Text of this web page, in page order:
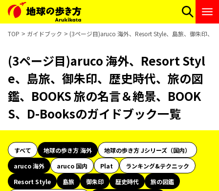
TOP ガイドブック (3ページ目)aruco 海外、Resort Style、島旅、御朱印、
(3ページ目)aruco 海外、Resort Styl
e、島旅、御朱印、歴史時代、旅の図
鑑、BOOKS 旅の名言＆絶景、BOOK
S、D-Booksのガイドブック一覧
すべて 地球の歩き方 海外
地球の歩き方 Jシリーズ（国内）
aruco 海外
aruco 国内 Plat
ランキング&テクニック
Resort Style
島旅 御朱印 歴史時代
旅の図鑑